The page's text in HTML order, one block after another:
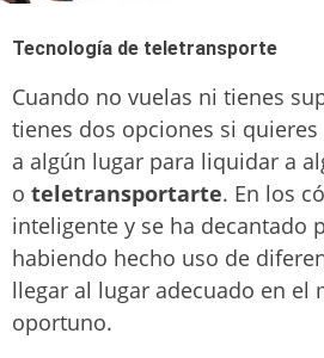
Tecnología de teletransporte
Cuando no vuelas ni tienes
tienes dos opciones si
a algún lugar para liquidar a
o teletransportarte. En los
inteligente y se ha decantado
habiendo hecho uso de
llegar al lugar adecuado en el
oportuno.